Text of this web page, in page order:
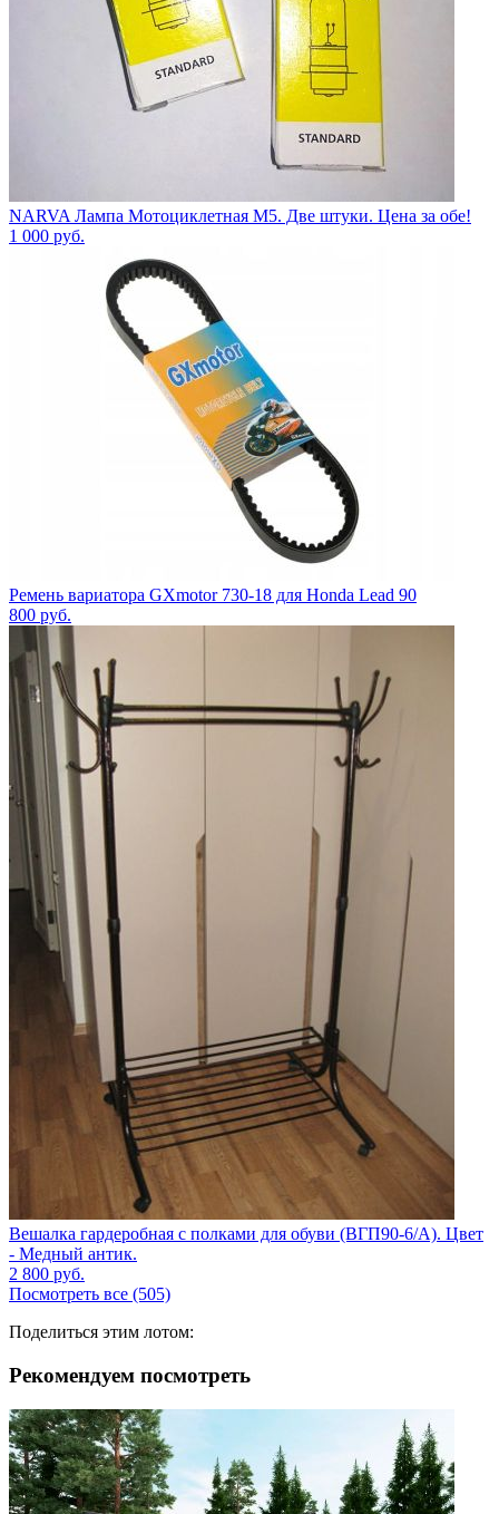
NARVA Лампа Мотоциклетная M5. Две штуки. Цена за обе!
1 000 руб.
Ремень вариатора GXmotor 730-18 для Honda Lead 90
800 руб.
Вешалка гардеробная с полками для обуви (ВГП90-6/А). Цвет
- Медный антик.
2 800 руб.
Посмотреть все (505)
Поделиться этим лотом:
Рекомендуем посмотреть